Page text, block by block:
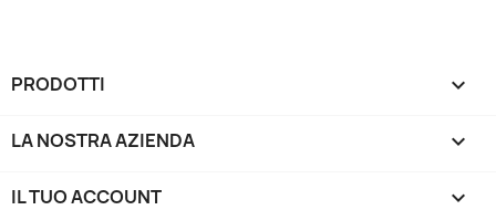
PRODOTTI 
LA NOSTRA AZIENDA 
IL TUO ACCOUNT 